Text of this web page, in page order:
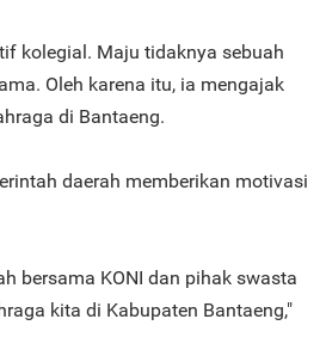
kolegial. Maju tidaknya sebuah
Oleh karena itu, ia mengajak
di Bantaeng.
daerah memberikan motivasi
bersama KONI dan pihak swasta
kita di Kabupaten Bantaeng,"